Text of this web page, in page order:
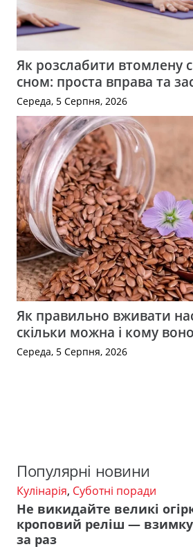
Як розслабити втомлену
сном: проста вправа та
Середа, 5 Серпня, 2026
Як правильно вживати
скільки можна і кому
Середа, 5 Серпня, 2026
Популярні новини
Кулінарія, Суботні поради
Не викидайте великі
кроповий реліш — взимку
за раз